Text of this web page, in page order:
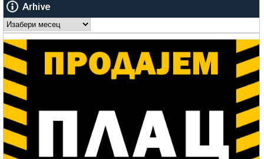
Arhive
Arhive